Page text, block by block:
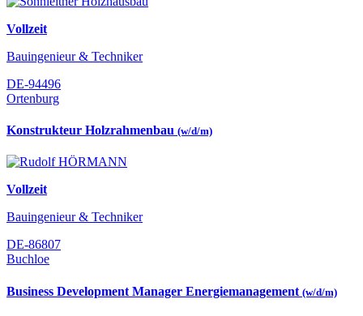
Vollzeit
Bauingenieur & Techniker
DE-94496
Ortenburg
Konstrukteur Holzrahmenbau (w/d/m)
Vollzeit
Bauingenieur & Techniker
DE-86807
Buchloe
Business Development Manager Energiemanagement (w/d/m)